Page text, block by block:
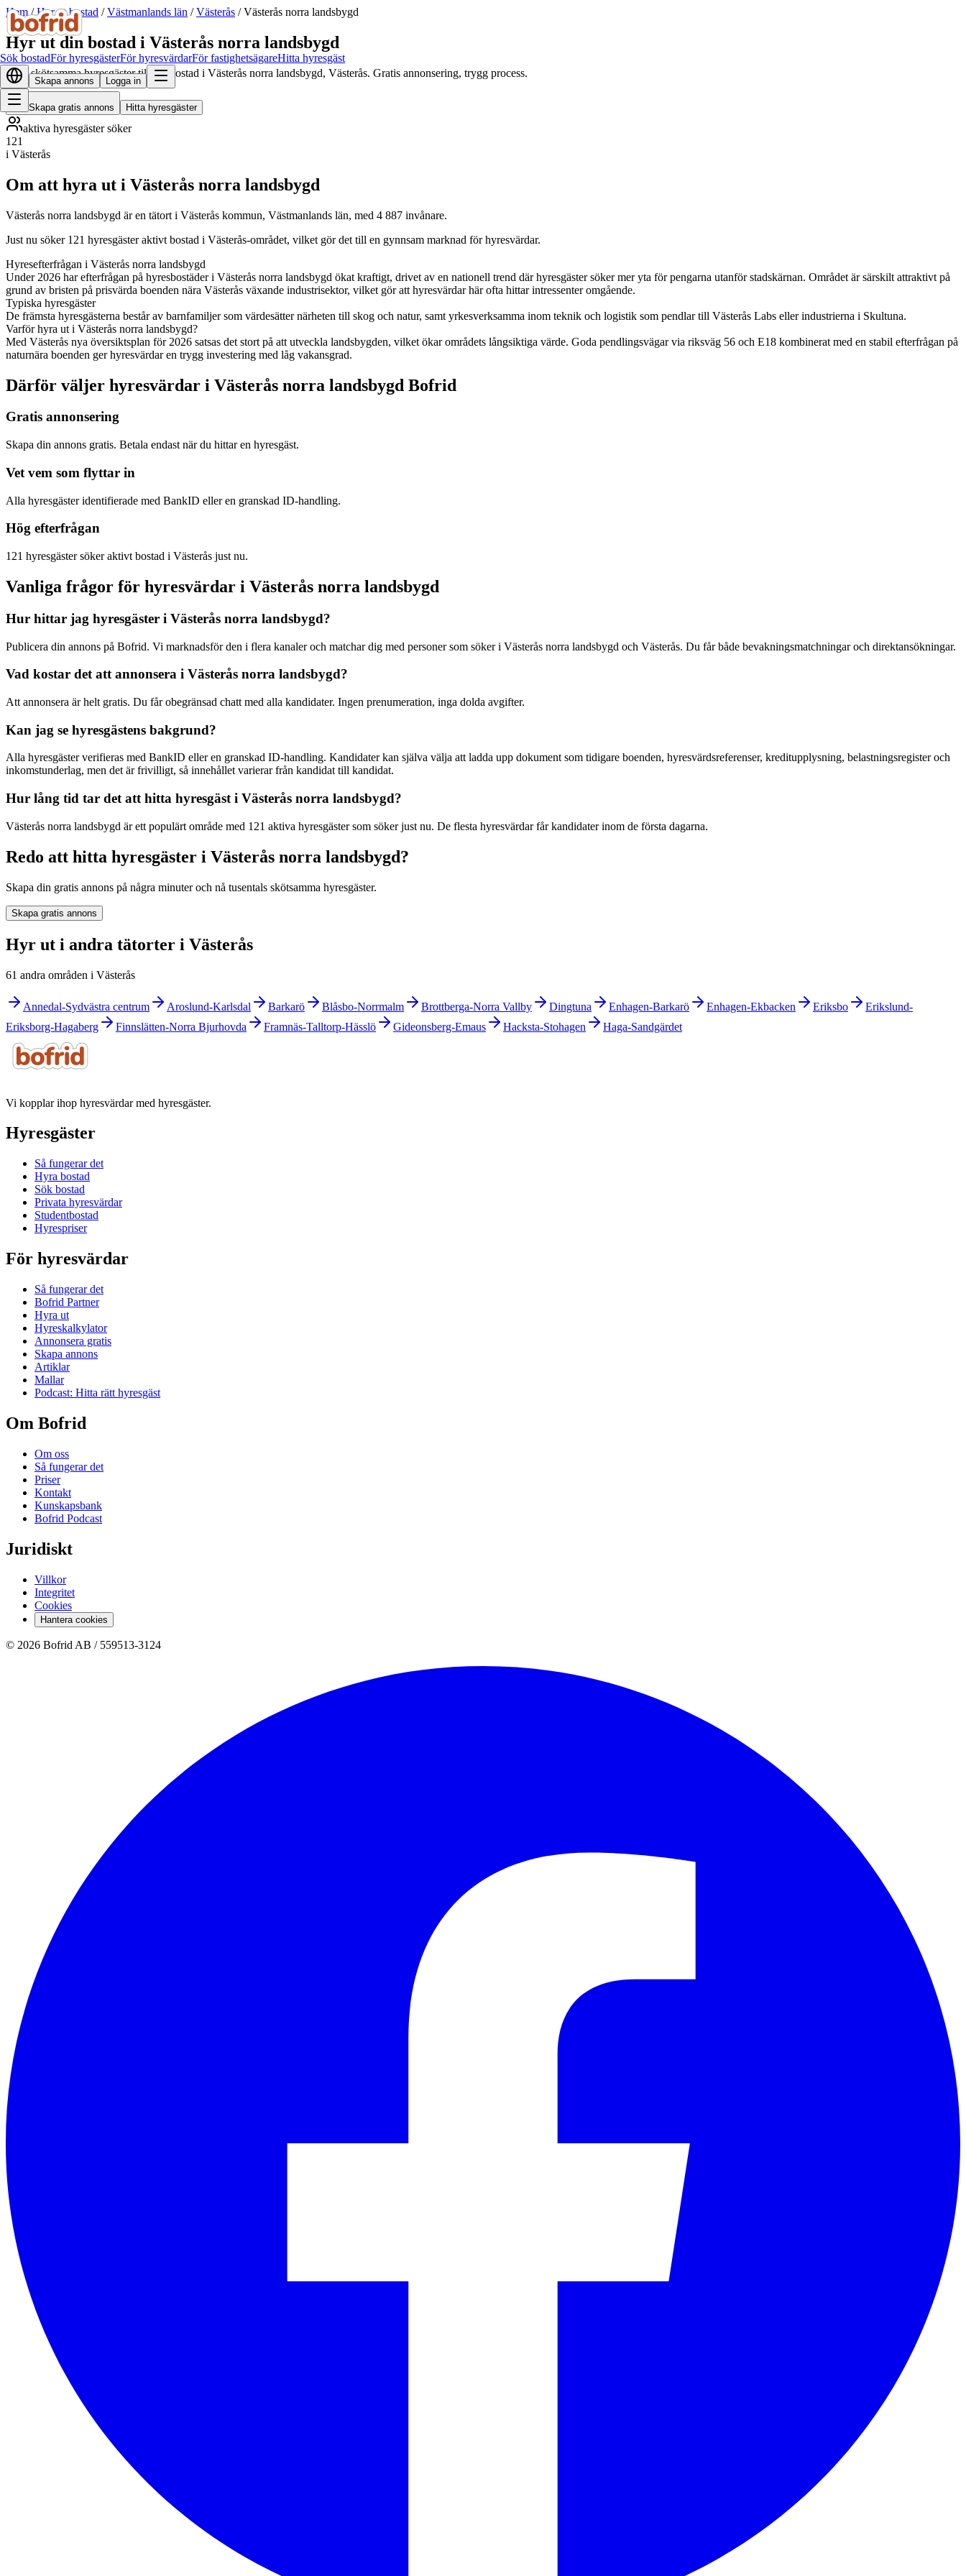
Sök bostadFör hyresgästerFör hyresvärdarFör fastighetsägareHitta hyresgäst
Skapa annons Logga in
Hem/Hyr ut bostad /Västmanlands län /Västerås /Västerås norra landsbygd
Hyr ut din bostad i Västerås norra landsbygd
Hitta skötsamma hyresgäster till din bostad i Västerås norra landsbygd, Västerås. Gratis annonsering, trygg process.
Skapa gratis annons Hitta hyresgäster
aktiva hyresgäster söker
121
i Västerås
Om att hyra ut i Västerås norra landsbygd
Västerås norra landsbygd är en tätort i Västerås kommun, Västmanlands län, med 4 887 invånare.
Just nu söker 121 hyresgäster aktivt bostad i Västerås-området, vilket gör det till en gynnsam marknad för hyresvärdar.
Hyresefterfrågan i Västerås norra landsbygd
Under 2026 har efterfrågan på hyresbostäder i Västerås norra landsbygd ökat kraftigt, drivet av en nationell trend där hyresgäster söker mer yta för pengarna utanför stadskärnan. Området är särskilt attraktivt på
grund av bristen på prisvärda boenden nära Västerås växande industrisektor, vilket gör att hyresvärdar här ofta hittar intressenter omgående.
Typiska hyresgäster
De främsta hyresgästerna består av barnfamiljer som värdesätter närheten till skog och natur, samt yrkesverksamma inom teknik och logistik som pendlar till Västerås Labs eller industrierna i Skultuna.
Varför hyra ut i Västerås norra landsbygd?
Med Västerås nya översiktsplan för 2026 satsas det stort på att utveckla landsbygden, vilket ökar områdets långsiktiga värde. Goda pendlingsvägar via riksväg 56 och E18 kombinerat med en stabil efterfrågan på
naturnära boenden ger hyresvärdar en trygg investering med låg vakansgrad.
Därför väljer hyresvärdar i Västerås norra landsbygd Bofrid
Gratis annonsering
Skapa din annons gratis. Betala endast när du hittar en hyresgäst.
Vet vem som flyttar in
Alla hyresgäster identifierade med BankID eller en granskad ID-handling.
Hög efterfrågan
121 hyresgäster söker aktivt bostad i Västerås just nu.
Vanliga frågor för hyresvärdar i Västerås norra landsbygd
Hur hittar jag hyresgäster i Västerås norra landsbygd?
Publicera din annons på Bofrid. Vi marknadsför den i flera kanaler och matchar dig med personer som söker i Västerås norra landsbygd och Västerås. Du får både bevakningsmatchningar och direktansökningar.
Vad kostar det att annonsera i Västerås norra landsbygd?
Att annonsera är helt gratis. Du får obegränsad chatt med alla kandidater. Ingen prenumeration, inga dolda avgifter.
Kan jag se hyresgästens bakgrund?
Alla hyresgäster verifieras med BankID eller en granskad ID-handling. Kandidater kan själva välja att ladda upp dokument som tidigare boenden, hyresvärdsreferenser, kreditupplysning, belastningsregister och
inkomstunderlag, men det är frivilligt, så innehållet varierar från kandidat till kandidat.
Hur lång tid tar det att hitta hyresgäst i Västerås norra landsbygd?
Västerås norra landsbygd är ett populärt område med 121 aktiva hyresgäster som söker just nu. De flesta hyresvärdar får kandidater inom de första dagarna.
Redo att hitta hyresgäster i Västerås norra landsbygd?
Skapa din gratis annons på några minuter och nå tusentals skötsamma hyresgäster.
Skapa gratis annons
Hyr ut i andra tätorter i Västerås
61 andra områden i Västerås
Annedal-Sydvästra centrum Aroslund-Karlsdal Barkarö Blåsbo-Norrmalm Brottberga-Norra Vallby Dingtuna Enhagen-Barkarö Enhagen-Ekbacken Eriksbo
Erikslund-
Eriksborg-Hagaberg
Finnslätten-Norra Bjurhovda Framnäs-Talltorp-Hässlö Gideonsberg-Emaus Hacksta-Stohagen Haga-Sandgärdet
Vi kopplar ihop hyresvärdar med hyresgäster.
Hyresgäster
Så fungerar det
Hyra bostad
Sök bostad
Privata hyresvärdar
Studentbostad
Hyrespriser
För hyresvärdar
Så fungerar det
Bofrid Partner
Hyra ut
Hyreskalkylator
Annonsera gratis
Skapa annons
Artiklar
Mallar
Podcast: Hitta rätt hyresgäst
Om Bofrid
Om oss
Så fungerar det
Priser
Kontakt
Kunskapsbank
Bofrid Podcast
Juridiskt
Villkor
Integritet
Cookies
Hantera cookies
© 2026 Bofrid AB / 559513-3124